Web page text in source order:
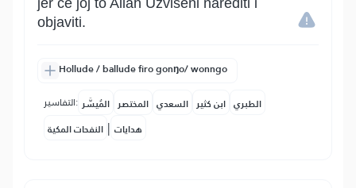
jer će joj to Allah Uzvišeni narediti i
objaviti.
Hollude / ballude firo gonŋo/ wonngo
التفاسير: المُيسَّر المختصر السعدي ابن كثير الطبري
النفحات المكية | هدايات